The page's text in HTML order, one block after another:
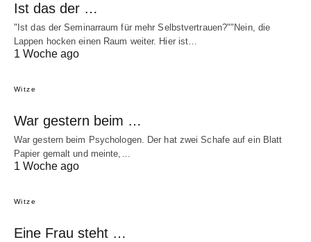
Ist das der …
"Ist das der Seminarraum für mehr Selbstvertrauen?""Nein, die
Lappen hocken einen Raum weiter. Hier ist…
1 Woche ago
Witze
War gestern beim …
War gestern beim Psychologen. Der hat zwei Schafe auf ein Blatt
Papier gemalt und meinte,…
1 Woche ago
Witze
Eine Frau steht …